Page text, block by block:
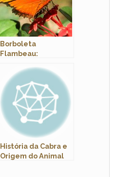
Borboleta
Flambeau:
Nome Cientifico e
Fotos
História da Cabra e
Origem do Animal